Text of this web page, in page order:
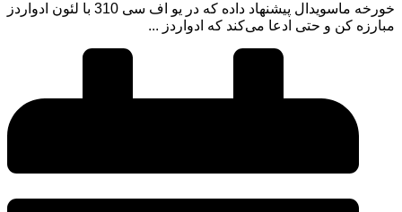
خورخه ماسویدال پیشنهاد داده که در یو اف سی 310 با لئون ادواردز
مبارزه کن و حتی ادعا می‌کند که ادواردز ...